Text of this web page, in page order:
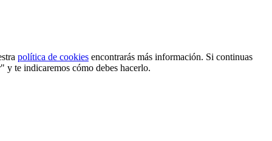
política de cookies encontrarás más información. Si continuas
y te indicaremos cómo debes hacerlo.